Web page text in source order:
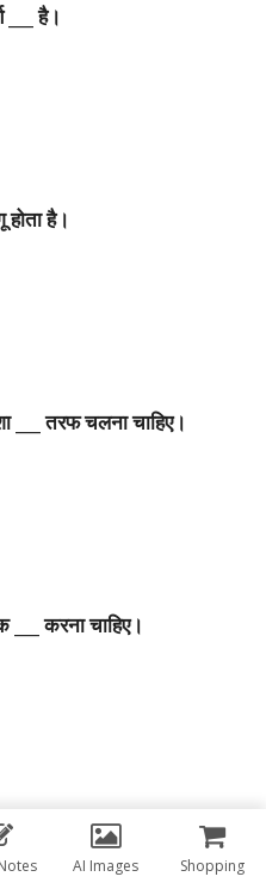
___है।
होताहै।
___तरफचलनाचाहिए।
___करनाचाहिए।
उपयोग नहींकरना
AI Images Shopping